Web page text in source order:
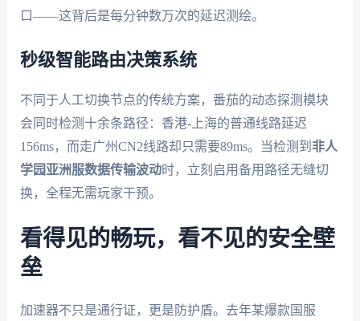
口——这背后是每分钟数万次的延迟测绘。
秒级智能路由决策系统
不同于人工切换节点的传统方案，番茄的动态探测模块
会同时检测十余条路径：香港-上海的普通线路延迟
156ms，而走广州CN2线路却只需要89ms。当检测到 非人
学园亚洲服数据传输波动时，立刻启用备用路径无缝切
换，全程无需玩家干预。
看得见的畅玩，看不见的安全壁
垒
加速器不只是通行证，更是防护盾。去年某爆款国服